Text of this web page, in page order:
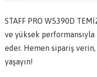
STAFF PRO W5390D
ve yüksek
eder. Hemen sipariş
yaşayın!